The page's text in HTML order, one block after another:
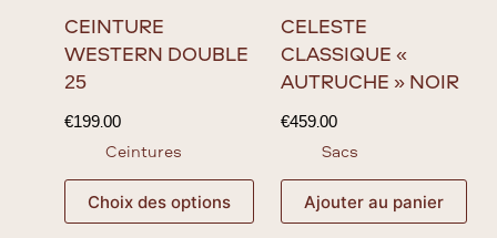
CEINTURE
WESTERN DOUBLE
25
€199.00
Ceintures
Choix des options
CÉLESTE
CLASSIQUE «
AUTRUCHE » NOIR
€459.00
Sacs
Ajouter au panier